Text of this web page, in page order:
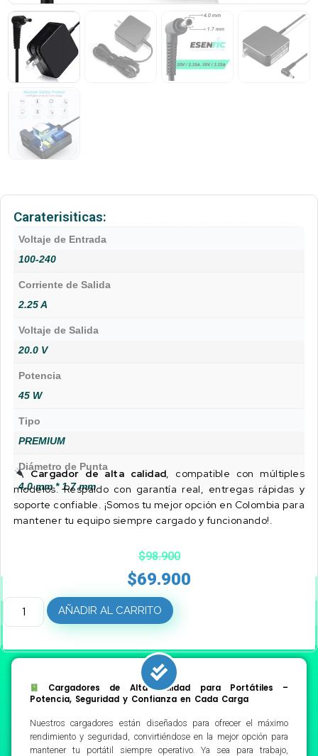
Caraterisiticas:
Voltaje de Entrada
100-240
Corriente de Salida
2.25 A
Voltaje de Salida
20.0 V
Potencia
45 W
Tipo
PREMIUM
Diámetro de Punta
4.0 mm * 1.7 mm
Cargador de alta calidad , compatible con múltiples
modelos. Respaldo con garantía real, entregas rápidas y
soporte confiable. ¡Somos tu mejor opción en Colombia para
mantener tu equipo siempre cargado y funcionando!.
$98.900
$69.900
AÑADIR AL CARRITO
Cargadores de Alta Calidad para Portátiles –
Potencia, Seguridad y Confianza en Cada Carga
Nuestros cargadores están diseñados para ofrecer el máximo
rendimiento y seguridad, convirtiéndose en la mejor opción para
mantener tu portátil siempre operativo. Ya sea para trabajo,